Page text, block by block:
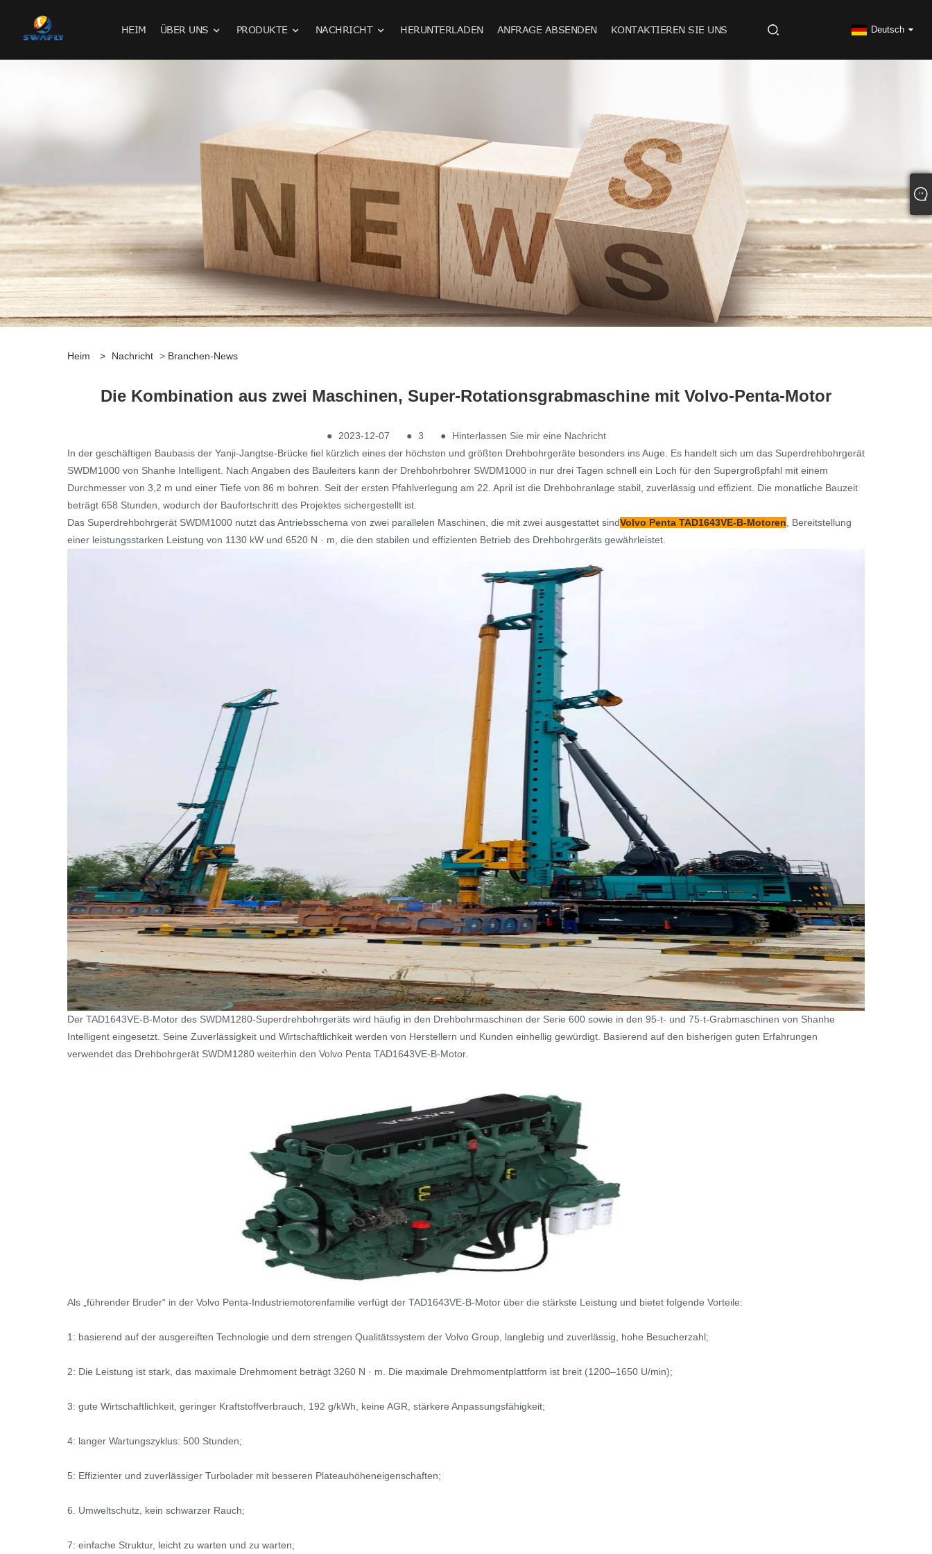
HEIM ÜBER UNS PRODUKTE NACHRICHT HERUNTERLADEN ANFRAGE ABSENDEN KONTAKTIEREN SIE UNS Deutsch
Heim > Nachricht > Branchen-News
​Die Kombination aus zwei Maschinen, Super-Rotationsgrabmaschine mit Volvo-Penta-Motor
● 2023-12-07 ● 3 ●
Hinterlassen Sie mir eine Nachricht
In der geschäftigen Baubasis der Yanji-Jangtse-Brücke fiel kürzlich eines der höchsten und größten Drehbohrgeräte besonders ins Auge. Es handelt sich um das Superdrehbohrgerät
SWDM1000 von Shanhe Intelligent. Nach Angaben des Bauleiters kann der Drehbohrbohrer SWDM1000 in nur drei Tagen schnell ein Loch für den Supergroßpfahl mit einem
Durchmesser von 3,2 m und einer Tiefe von 86 m bohren. Seit der ersten Pfahlverlegung am 22. April ist die Drehbohranlage stabil, zuverlässig und effizient. Die monatliche Bauzeit
beträgt 658 Stunden, wodurch der Baufortschritt des Projektes sichergestellt ist.
Das Superdrehbohrgerät SWDM1000 nutzt das Antriebsschema von zwei parallelen Maschinen, die mit zwei ausgestattet sindVolvo Penta TAD1643VE-B-Motoren , Bereitstellung
einer leistungsstarken Leistung von 1130 kW und 6520 N · m, die den stabilen und effizienten Betrieb des Drehbohrgeräts gewährleistet.
Der TAD1643VE-B-Motor des SWDM1280-Superdrehbohrgeräts wird häufig in den Drehbohrmaschinen der Serie 600 sowie in den 95-t- und 75-t-Grabmaschinen von Shanhe
Intelligent eingesetzt. Seine Zuverlässigkeit und Wirtschaftlichkeit werden von Herstellern und Kunden einhellig gewürdigt. Basierend auf den bisherigen guten Erfahrungen
verwendet das Drehbohrgerät SWDM1280 weiterhin den Volvo Penta TAD1643VE-B-Motor.
Als „führender Bruder“ in der Volvo Penta-Industriemotorenfamilie verfügt der TAD1643VE-B-Motor über die stärkste Leistung und bietet folgende Vorteile:
1: basierend auf der ausgereiften Technologie und dem strengen Qualitätssystem der Volvo Group, langlebig und zuverlässig, hohe Besucherzahl;
2: Die Leistung ist stark, das maximale Drehmoment beträgt 3260 N · m. Die maximale Drehmomentplattform ist breit (1200–1650 U/min);
3: gute Wirtschaftlichkeit, geringer Kraftstoffverbrauch, 192 g/kWh, keine AGR, stärkere Anpassungsfähigkeit;
4: langer Wartungszyklus: 500 Stunden;
5: Effizienter und zuverlässiger Turbolader mit besseren Plateauhöheneigenschaften;
6. Umweltschutz, kein schwarzer Rauch;
7: einfache Struktur, leicht zu warten und zu warten;